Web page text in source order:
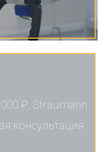
₽, Straumann
консультация